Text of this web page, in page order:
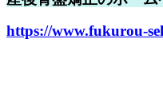
https://www.fukurou-